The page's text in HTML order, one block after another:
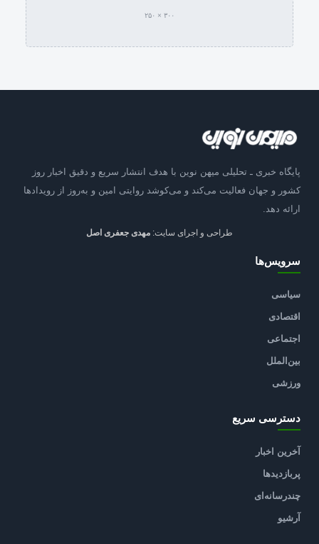
۳۰۰ × ۲۵۰
پایگاه خبری ـ تحلیلی میهن نوین با هدف انتشار سریع و دقیق اخبار روز
کشور و جهان فعالیت می‌کند و می‌کوشد روایتی امین و به‌روز از رویدادها
ارائه دهد.
طراحی و اجرای سایت: مهدی جعفری اصل
سرویس‌ها
سیاسی
اقتصادی
اجتماعی
بین‌الملل
ورزشی
دسترسی سریع
آخرین اخبار
پربازدیدها
چندرسانه‌ای
آرشیو